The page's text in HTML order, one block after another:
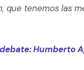
que tenemos las
Humberto